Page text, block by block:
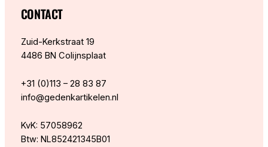
CONTACT
Zuid-Kerkstraat 19
4486 BN Colijnsplaat
+31 (0)113 – 28 83 87
info@gedenkartikelen.nl
KvK: 57058962
Btw: NL852421345B01